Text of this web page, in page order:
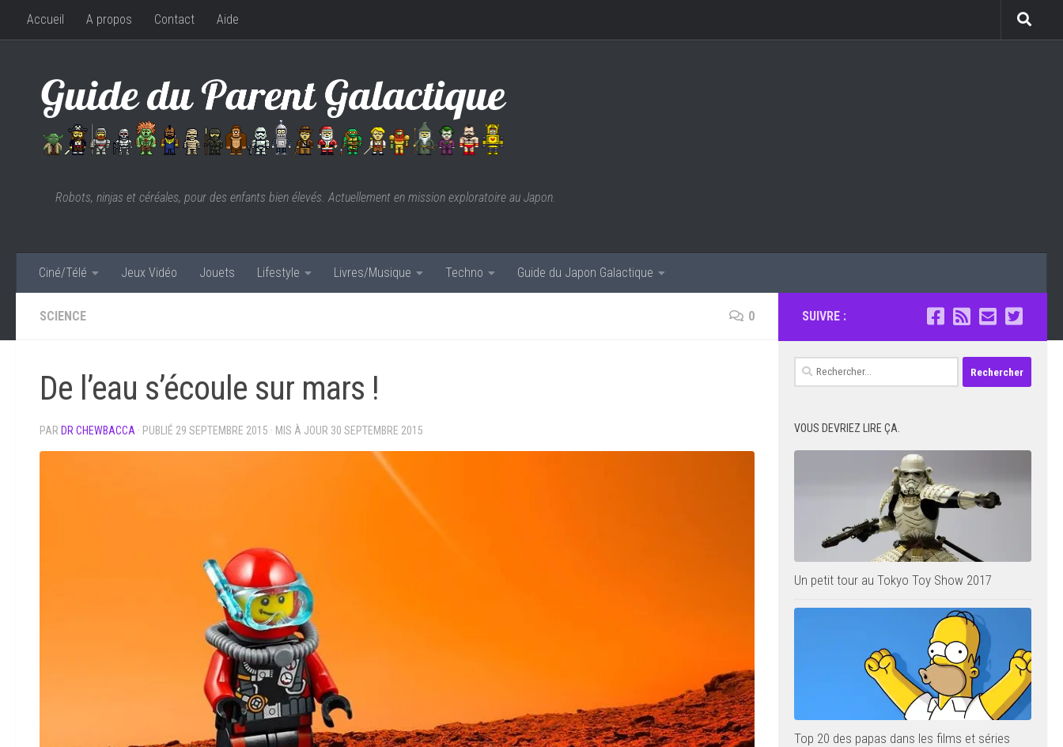
Skip to content
Accueil A propos Contact Aide
Robots, ninjas et céréales, pour des enfants bien élevés. Actuellement en mission exploratoire au Japon.
Ciné/Télé Jeux Vidéo Jouets Lifestyle Livres/Musique Techno Guide du Japon Galactique
SCIENCE 0
De l’eau s’écoule sur mars !
PAR DR CHEWBACCA · PUBLIÉ 29 SEPTEMBRE 2015 · MIS À JOUR 30 SEPTEMBRE 2015
SUIVRE :
Rechercher :
VOUS DEVRIEZ LIRE ÇA.
Un petit tour au Tokyo Toy Show 2017
Top 20 des papas dans les films et séries